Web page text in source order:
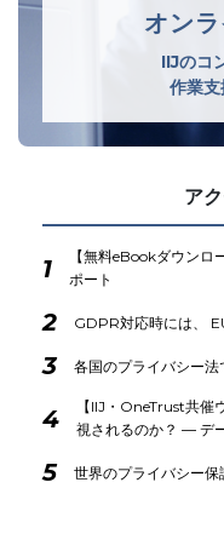
オン
IIJのコ
作業
ア
1
【無料eBookダウン
ポート
2 GDPR対応時には、
3 各国のプライバシー
4
【IIJ・OneTrust共催
視されるのか？ ― デ
5 世界のプライバシー保